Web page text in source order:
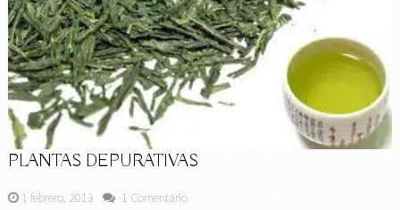
PLANTAS DEPURATIVAS
1 febrero, 2013 1 Comentario